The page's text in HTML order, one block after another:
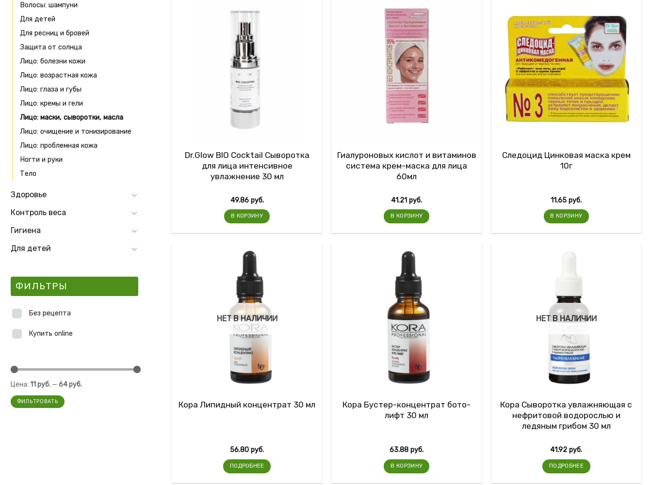
Волосы: шампуни
Для детей
Для ресниц и бровей
Защита от солнца
Лицо: болезни кожи
Лицо: возрастная кожа
Лицо: глаза и губы
Лицо: кремы и гели
Лицо: маски, сыворотки, масла
Лицо: очищение и тонизирование
Лицо: проблемная кожа
Ногти и руки
Тело
Здоровье
Контроль веса
Гигиена
Для детей
ФИЛЬТРЫ
Без рецепта
Купить online
Цена: 11 руб. — 64 руб.
ФИЛЬТРОВАТЬ
Dr.Glow BIO Cocktail Сыворотка
для лица интенсивное
увлажнение 30 мл
49.86 руб.
В КОРЗИНУ
Гиалуроновых кислот и витаминов
система крем-маска для лица
60мл
41.21руб.
В КОРЗИНУ
Следоцид Цинковая маска крем
10г
11.65руб.
В КОРЗИНУ
НЕТ В НАЛИЧИИ
Кора Липидный концентрат 30 мл
56.80руб.
ПОДРОБНЕЕ
Кора Бустер-концентрат бото-
лифт 30 мл
63.88руб.
В КОРЗИНУ
НЕТ В НАЛИЧИИ
Кора Сыворотка увлажняющая с
нефритовой водорослью и
ледяным грибом 30 мл
41.92руб.
ПОДРОБНЕЕ